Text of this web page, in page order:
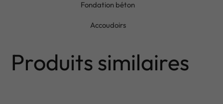
Fondation béton
Accoudoirs
Produits similaires